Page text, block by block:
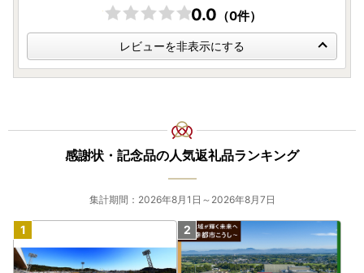
0.0 （0件）
レビューを非表示にする
感謝状・記念品の人気返礼品ランキング
集計期間：2026年8月1日～2026年8月7日